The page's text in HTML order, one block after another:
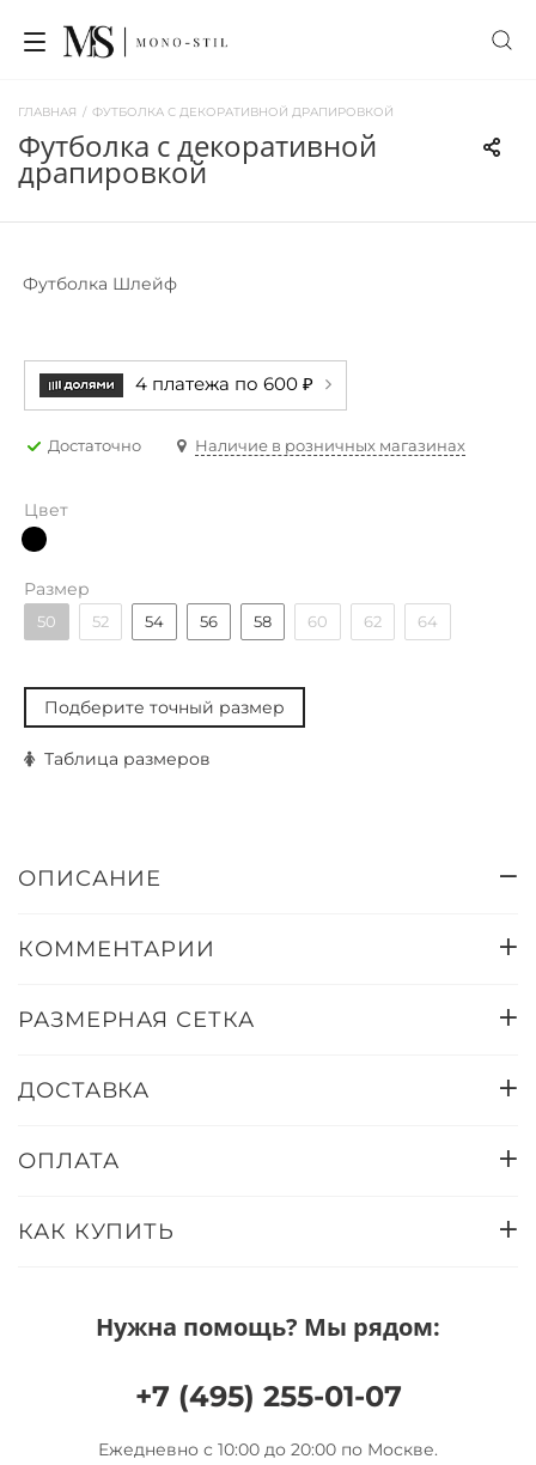
ГЛАВНАЯ / ФУТБОЛКА С ДЕКОРАТИВНОЙ ДРАПИРОВКОЙ
футболка с декоративной
драпировкой
Футболка Шлейф
4 платежа по 600 ₽
Достаточно Наличие в розничных магазинах
Цвет
Размер
50 52 54 56 58 60 62 64
Подберите точный размер
Таблица размеров
ОПИСАНИЕ
КОММЕНТАРИИ
РАЗМЕРНАЯ СЕТКА
ДОСТАВКА
ОПЛАТА
КАК КУПИТЬ
Нужна помощь? Мы рядом:
+7 (495) 255-01-07
Ежедневно с 10:00 до 20:00 по Москве.